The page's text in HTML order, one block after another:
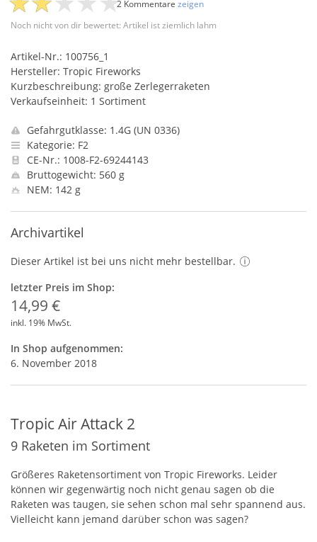
Noch nicht von dir bewertet: Artikel ist ziemlich lahm
2 Kommentare zeigen
Artikel-Nr.: 100756_1
Hersteller: Tropic Fireworks
Kurzbeschreibung: große Zerlegerraketen
Verkaufseinheit: 1 Sortiment
Gefahrgutklasse: 1.4G (UN 0336)
Kategorie: F2
CE-Nr.: 1008-F2-69244143
Bruttogewicht: 560 g
NEM: 142 g
Archivartikel
Dieser Artikel ist bei uns nicht mehr bestellbar.
letzter Preis im Shop:
14,99 €
inkl. 19% MwSt.
In Shop aufgenommen:
6. November 2018
Tropic Air Attack 2
9 Raketen im Sortiment
Größeres Raketensortiment von Tropic Fireworks. Leider
können wir gegenwärtig noch nicht genau sagen ob die
Raketen was taugen, sie sehen schon mal sehr spannend aus.
Vielleicht kann jemand darüber schon was sagen?